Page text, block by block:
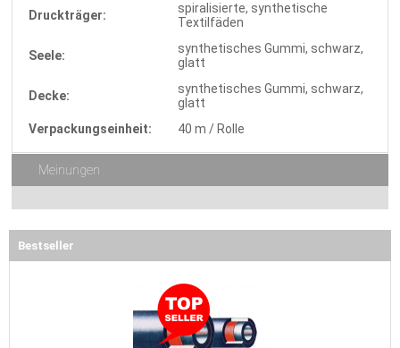
Druckträger:
spiralisierte, synthetische
Textilfäden
Seele:
synthetisches Gummi, schwarz,
glatt
Decke:
synthetisches Gummi, schwarz,
glatt
Verpackungseinheit:
40 m / Rolle
Meinungen
Bestseller